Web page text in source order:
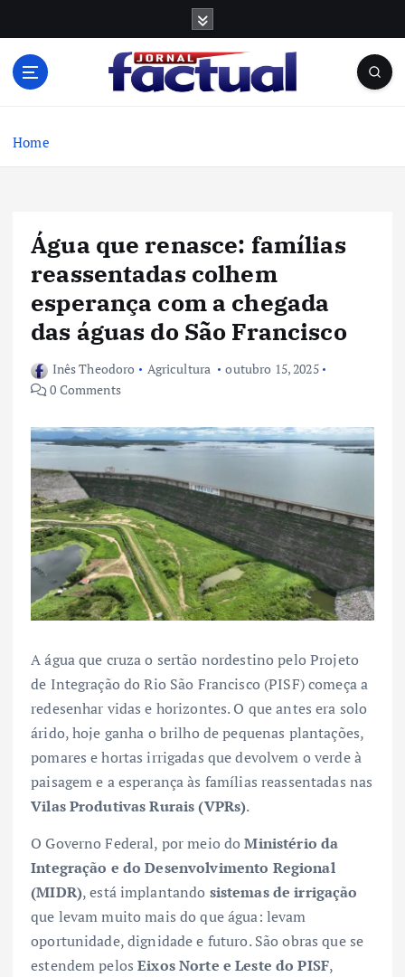
Home
Água que renasce: famílias
reassentadas colhem
esperança com a chegada
das águas do São Francisco
Inês Theodoro Agricultura
outubro 15, 2025
0 Comments
A água que cruza o sertão nordestino pelo Projeto
de Integração do Rio São Francisco (PISF) começa a
redesenhar vidas e horizontes. O que antes era solo
árido, hoje ganha o brilho de pequenas plantações,
pomares e hortas irrigadas que devolvem o verde à
paisagem e a esperança às famílias reassentadas nas
Vilas Produtivas Rurais (VPRs).
O Governo Federal, por meio doMinistério da
Integração e do Desenvolvimento Regional
(MIDR), está implantando sistemas de irrigação
que levam muito mais do que água: levam
oportunidade, dignidade e futuro. São obras que se
estendem pelosEixos Norte e Leste do PISF,